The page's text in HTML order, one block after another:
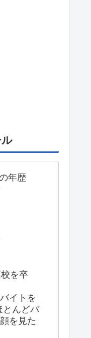
年歴
を卒
イトを
とんどバ
を見た